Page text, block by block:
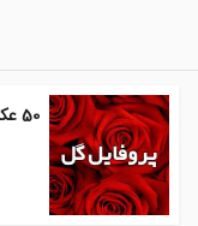
50 عکس گل برای پروفایل